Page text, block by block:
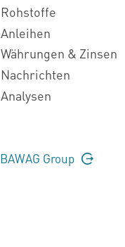
Rohstoffe
Anleihen
Währungen & Zinsen
Nachrichten
Analysen
BAWAG Group